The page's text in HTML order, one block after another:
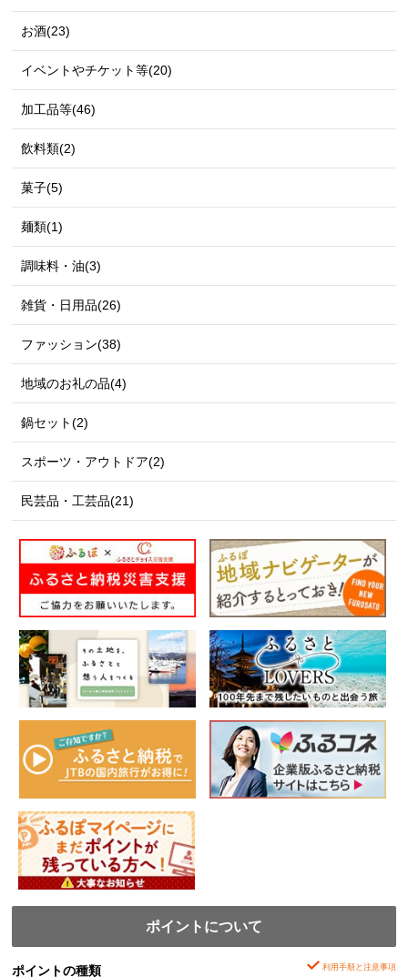
お酒(23)
イベントやチケット等(20)
加工品等(46)
飲料類(2)
菓子(5)
麺類(1)
調味料・油(3)
雑貨・日用品(26)
ファッション(38)
地域のお礼の品(4)
鍋セット(2)
スポーツ・アウトドア(2)
民芸品・工芸品(21)
ポイントについて
ポイントの種類 利用手順と注意事項